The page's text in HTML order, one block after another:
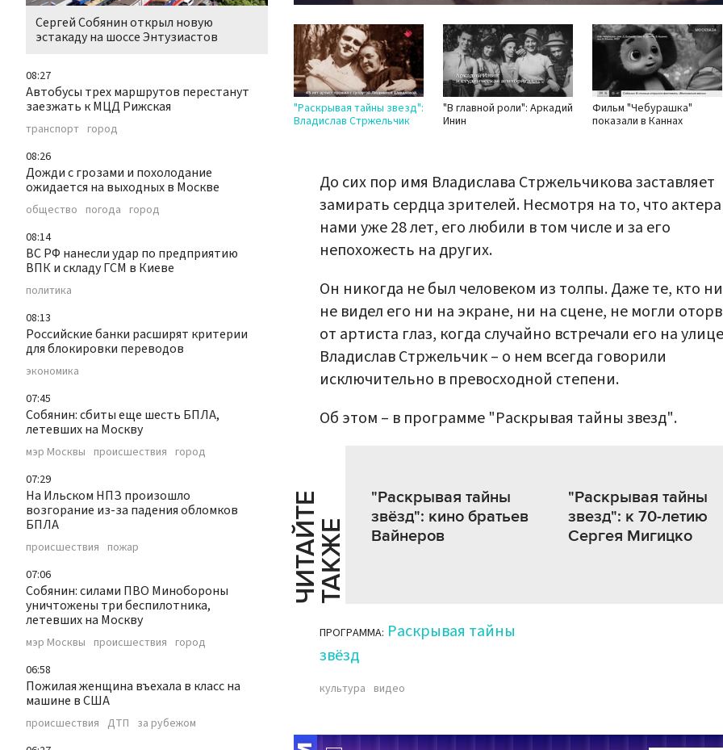
Сергей Собянин открыл новую
эстакаду на шоссе Энтузиастов
08:27
Автобусы трех маршрутов перестанут
заезжать к МЦД Рижская
транспорт город
08:26
Дожди с грозами и похолодание
ожидается на выходных в Москве
общество погода город
08:14
ВС РФ нанесли удар по предприятию
ВПК и складу ГСМ в Киеве
политика
08:13
Российские банки расширят критерии
для блокировки переводов
экономика
07:45
Собянин: сбиты еще шесть БПЛА,
летевших на Москву
мэр Москвы происшествия город
07:29
На Ильском НПЗ произошло
возгорание из-за падения обломков
БПЛА
происшествия пожар
07:06
Собянин: силами ПВО Минобороны
уничтожены три беспилотника,
летевших на Москву
мэр Москвы происшествия город
06:58
Пожилая женщина въехала в класс на
машине в США
происшествия ДТП за рубежом
"Раскрывая тайны звезд":
Владислав Стржельчик
"В главной роли": Аркадий
Инин
Фильм "Чебурашка"
показали в Каннах
До сих пор имя Владислава Стржельчикова заставляет
замирать сердца зрителей. Несмотря на то, что
нами уже 28 лет, его любили в том числе и за его
непохожесть на других.
Он никогда не был человеком из толпы. Даже те, кто
не видел его ни на экране, ни на сцене, не могли
от артиста глаз, когда случайно встречали его на
Владислав Стржельчик – о нем всегда говорили
исключительно в превосходной степени.
Об этом – в программе "Раскрывая тайны звезд".
Ч
И
Т
АЙ
Т
Е
Т
А
К
ЖЕ
"Раскрывая тайны
звёзд": кино братьев
Вайнеров
"Раскрывая тайны
звезд": к 70-летию
Сергея Мигицко
ПРОГРАММА: Раскрывая тайны
звёзд
культура видео